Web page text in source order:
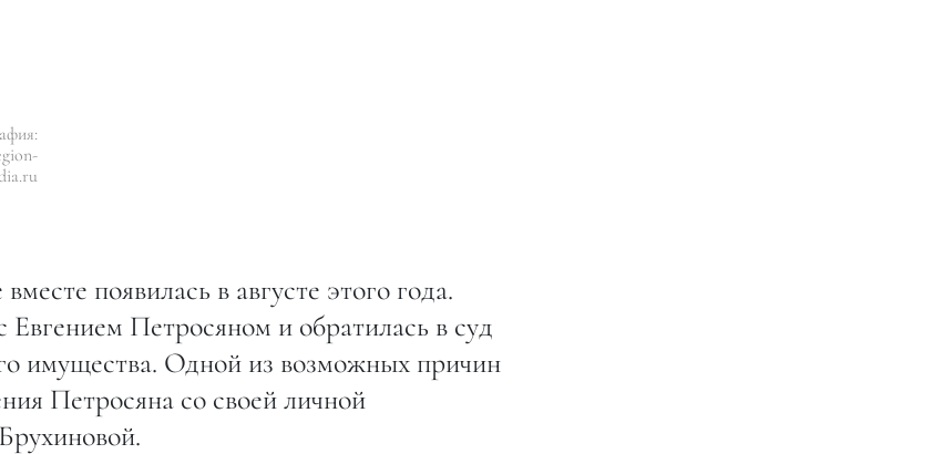
появилась в августе этого года.
Петросяном и обратилась в суд
имущества. Одной из возможных причин
Петросяна со своей личной